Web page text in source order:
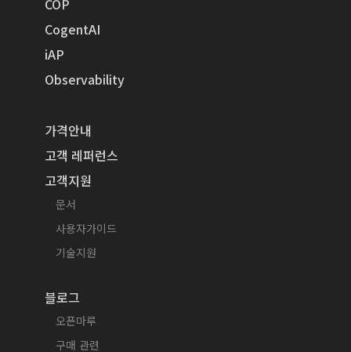
CogentAI
iAP
Observability
가격안내
고객 레퍼런스
고객지원
문서
사용자가이드
기술지원
블로그
오픈마루
구매 관련